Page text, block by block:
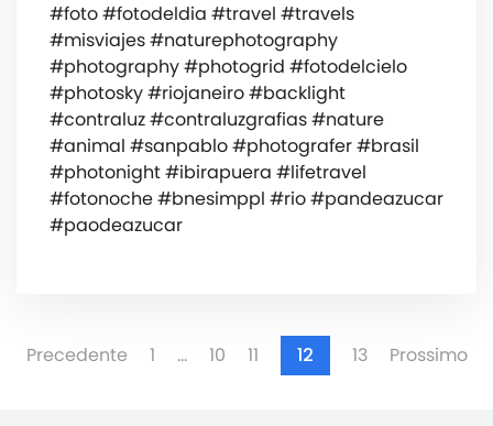
#foto #fotodeldia #travel #travels
#misviajes #naturephotography
#photography #photogrid #fotodelcielo
#photosky #riojaneiro #backlight
#contraluz #contraluzgrafias #nature
#animal #sanpablo #photografer #brasil
#photonight #ibirapuera #lifetravel
#fotonoche #bnesimppl #rio #pandeazucar
#paodeazucar
Precedente 1 … 10 11 12 13 Prossimo